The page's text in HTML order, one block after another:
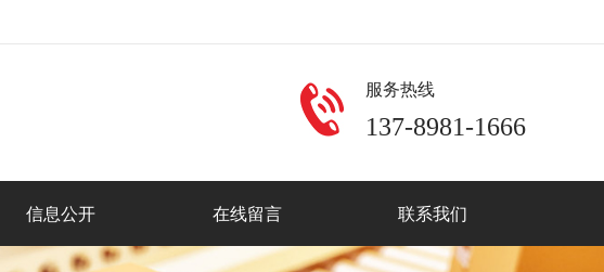
服务热线
137-8981-1666
信息公开 在线留言 联系我们